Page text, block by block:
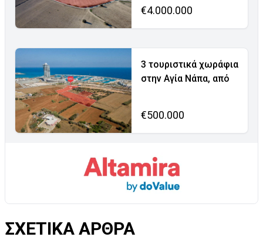
€4.000.000
3 τουριστικά χωράφια
στην Αγία Νάπα, από
€500.000
ΣΧΕΤΙΚΑ ΑΡΘΡΑ